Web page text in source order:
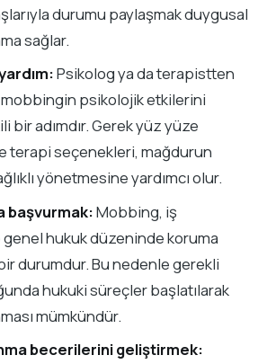
durumu paylaşmak duygusal
sağlar.
Psikolog ya da terapistten
psikolojik etkilerini
bir adımdır. Gerek yüz yüze
terapi seçenekleri, mağdurun
yönetmesine yardımcı olur.
başvurmak:Mobbing, iş
hukuk düzeninde koruma
bir durumdur. Bu nedenle gerekli
hukuki süreçler başlatılarak
mümkündür.
becerilerini geliştirmek: